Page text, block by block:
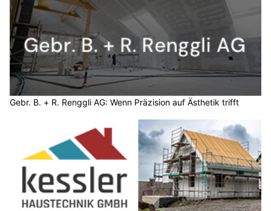
Gebr. B. + R. Renggli AG: Wenn Präzision auf Ästhetik trifft